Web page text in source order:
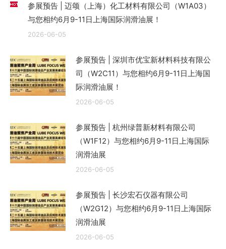
参展预告 | 迈颂（上海）化工材料有限公司（W1A03）
与您相约6月9-11日上海国际润滑油展！
2026-06-05
参展预告 | 深圳市优宝新材料科技有限公
司（W2C11）与您相约6月9-11日上海国
际润滑油展！
2026-06-05
参展预告 | 杭州绿普新材料有限公司
（W1F12）与您相约6月9-11日上海国际
润滑油展
2026-06-05
参展预告 | 长沙宏石仪器有限公司
（W2G12）与您相约6月9-11日上海国际
润滑油展
2026-06-05